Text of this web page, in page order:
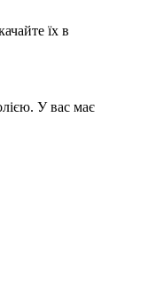
їх в
У вас має